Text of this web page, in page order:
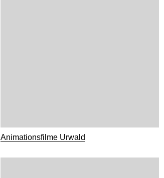
Animationsfilme Urwald